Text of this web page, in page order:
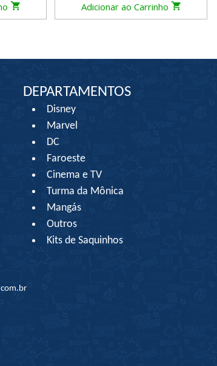
Adicionar ao Carrinho
DEPARTAMENTOS
Disney
Marvel
DC
Faroeste
Cinema e TV
Turma da Mônica
Mangás
Outros
Kits de Saquinhos